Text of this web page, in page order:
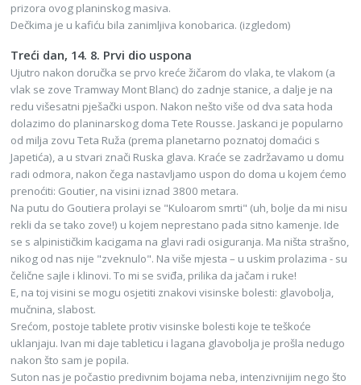
prizora ovog planinskog masiva.
Dečkima je u kafiću bila zanimljiva konobarica. (izgledom)
Treći dan, 14. 8. Prvi dio uspona
Ujutro nakon doručka se prvo kreće žičarom do vlaka, te vlakom (a
vlak se zove Tramway Mont Blanc) do zadnje stanice, a dalje je na
redu višesatni pješački uspon. Nakon nešto više od dva sata hoda
dolazimo do planinarskog doma Tete Rousse. Jaskanci je popularno
od milja zovu Teta Ruža (prema planetarno poznatoj domaćici s
Japetića), a u stvari znači Ruska glava. Kraće se zadržavamo u domu
radi odmora, nakon čega nastavljamo uspon do doma u kojem ćemo
prenoćiti: Goutier, na visini iznad 3800 metara.
Na putu do Goutiera prolayi se "Kuloarom smrti" (uh, bolje da mi nisu
rekli da se tako zove!) u kojem neprestano pada sitno kamenje. Ide
se s alpinističkim kacigama na glavi radi osiguranja. Ma ništa strašno,
nikog od nas nije "zveknulo". Na više mjesta – u uskim prolazima - su
čelične sajle i klinovi. To mi se sviđa, prilika da jačam i ruke!
E, na toj visini se mogu osjetiti znakovi visinske bolesti: glavobolja,
mučnina, slabost.
Srećom, postoje tablete protiv visinske bolesti koje te teškoće
uklanjaju. Ivan mi daje tableticu i lagana glavobolja je prošla nedugo
nakon što sam je popila.
Suton nas je počastio predivnim bojama neba, intenzivnijim nego što